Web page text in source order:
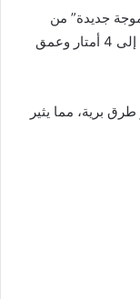
جديدة” من
الفجوات اجتاحت المنطقة مؤخرا، بعرض يصل إلى 4 أمتار وعمق
برية، مما يثير